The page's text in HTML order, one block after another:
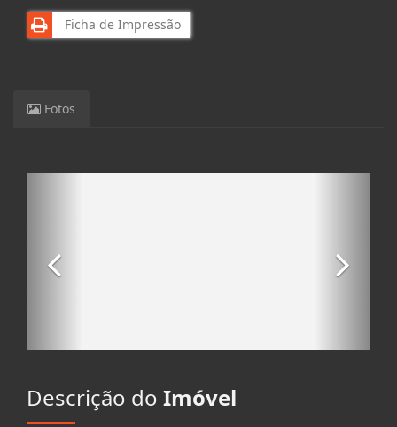
Ficha de Impressão
Fotos
Descrição do Imóvel